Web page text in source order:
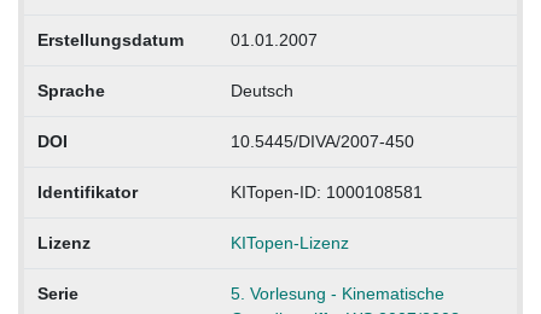
Erstellungsdatum 01.01.2007
Sprache Deutsch
DOI 10.5445/DIVA/2007-450
Identifikator KITopen-ID: 1000108581
Lizenz KITopen-Lizenz
Serie
5. Vorlesung - Kinematische